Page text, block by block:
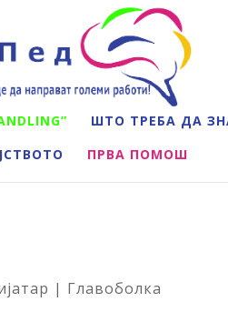
ШТО ТРЕБА ДА
ПРВА ПОМОШ
| Главоболка